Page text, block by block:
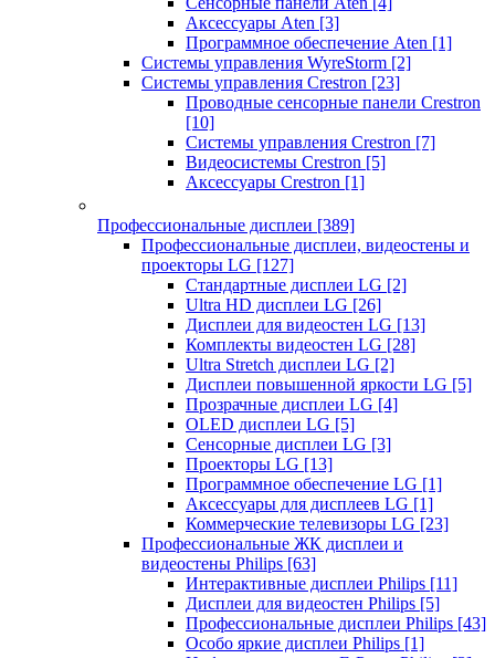
Аксессуары Aten [3]
Программное обеспечение Aten [1]
Системы управления WyreStorm [2]
Системы управления Crestron [23]
Проводные сенсорные панели Crestron
[10]
Системы управления Crestron [7]
Видеосистемы Crestron [5]
Аксессуары Crestron [1]
Профессиональные дисплеи [389]
Профессиональные дисплеи, видеостены и
проекторы LG [127]
Стандартные дисплеи LG [2]
Ultra HD дисплеи LG [26]
Дисплеи для видеостен LG [13]
Комплекты видеостен LG [28]
Ultra Stretch дисплеи LG [2]
Дисплеи повышенной яркости LG [5]
Прозрачные дисплеи LG [4]
OLED дисплеи LG [5]
Сенсорные дисплеи LG [3]
Проекторы LG [13]
Программное обеспечение LG [1]
Аксессуары для дисплеев LG [1]
Коммерческие телевизоры LG [23]
Профессиональные ЖК дисплеи и
видеостены Philips [63]
Интерактивные дисплеи Philips [11]
Дисплеи для видеостен Philips [5]
Профессиональные дисплеи Philips [43]
Особо яркие дисплеи Philips [1]